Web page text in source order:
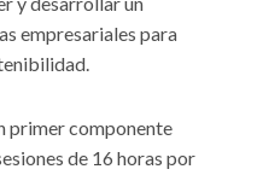
empresariales para
primer componente
de 16 horas por